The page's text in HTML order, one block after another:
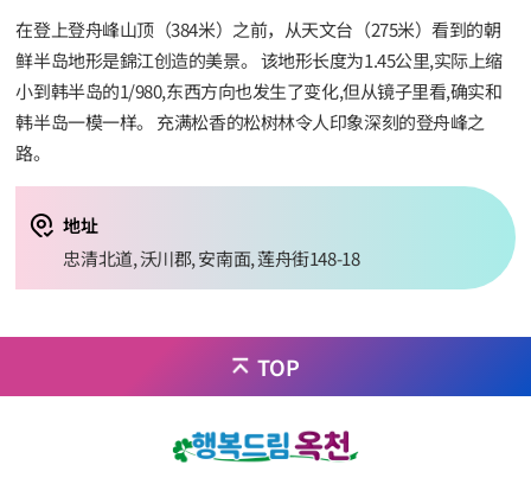
在登上登舟峰山顶（384米）之前，从天文台（275米）看到的朝
鲜半岛地形是錦江创造的美景。 该地形长度为1.45公里,实际上缩
小到韩半岛的1/980,东西方向也发生了变化,但从镜子里看,确实和
韩半岛一模一样。 充满松香的松树林令人印象深刻的登舟峰之
路。
地址
忠清北道, 沃川郡, 安南面, 莲舟街148-18
TOP